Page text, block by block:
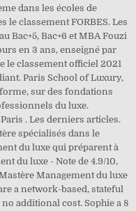
dans les écoles de
le classement FORBES. Les
Bac+5, Bac+6 et MBA Fouzi
en 3 ans, enseigné par
le classement officiel 2021
Paris School of Luxury,
forme, sur des fondations
du luxe.
. Les derniers articles.
spécialisés dans le
du luxe qui préparent à
du luxe - Note de 4.9/10,
Management du luxe
a network-based, stateful
additional cost. Sophie a 8